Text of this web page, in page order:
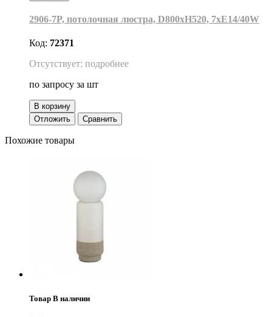
2906-7P, потолочная люстра, D800xH520, 7xE14/40W
Код: 72371
Отсутствует: подробнее
по запросу за шт
В корзину
Отложить
Сравнить
Похожие товары
Товар В наличии